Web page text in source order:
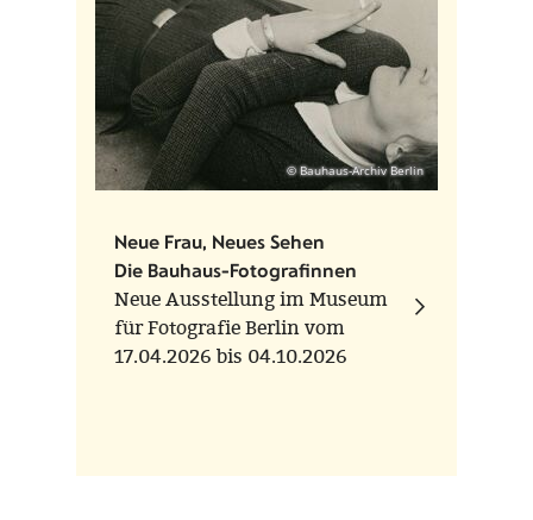
© Bauhaus-Archiv Berlin
Neue Frau, Neues Sehen
Die Bauhaus-Fotografinnen
Neue Ausstellung im Museum
für Fotografie Berlin vom
17.04.2026 bis 04.10.2026